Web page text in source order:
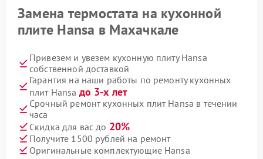
Замена термостата на кухонной
плите Hansa в Махачкале
Привезем и увезем кухонную плиту Hansa
собственной доставкой
Гарантия на наши работы по ремонту кухонных
плит Hansa до 3-х лет
Срочный ремонт кухонных плит Hansa в течении
часа
Скидка для вас до 20%
Получите 1500 рублей на ремонт
Оригинальные комплектующие Hansa